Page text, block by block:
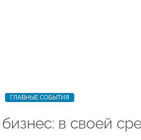
ГЛАВНЫЕ СОБЫТИЯ
в своей